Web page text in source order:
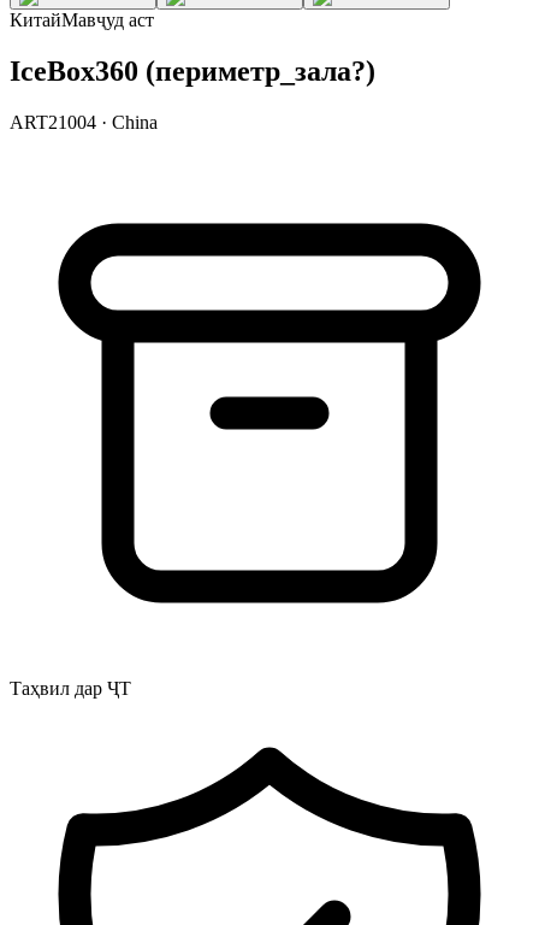
КитайМавҷуд аст
IceBox360 (периметр_зала?)
ART21004 · China
Таҳвил дар ҶТ